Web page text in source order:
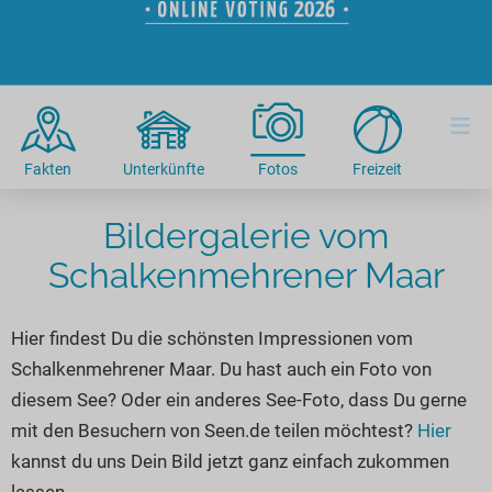
Radtouren am See
Kitesurfen
Kanu- & Kajaktouren
Badeseen in Deutschland
Wellness am See
Gourmet-Urlaub
Urlaub an der Küste
Unterkünfte
Hotels am See
Ferienwohnungen
Aktiv-Urlaub
Wanderurlaub
Bikeurlaub
Auszeit & Wellness
Camping am See
Top-Hotels
Familienhotels
Bike-Hotels
Biohotels
Häuser auf dem Wasser
Hundefreundliche Unterkünfte
Seen in Deutschland
Seen in Europa
Überwachte Badestellen
Hunde am See
Deutschlands schönste Seen
Top Seen nach Bundesländern
Top Seen nach Regionen
Deutschlands Lieblingsseen
Fakten Unterkünfte Fotos Freizeit
≡
Bildergalerie vom
Schalkenmehrener Maar
Hier findest Du die schönsten Impressionen vom
Schalkenmehrener Maar. Du hast auch ein Foto von
diesem See? Oder ein anderes See-Foto, dass Du gerne
mit den Besuchern von Seen.de teilen möchtest? Hier
kannst du uns Dein Bild jetzt ganz einfach zukommen